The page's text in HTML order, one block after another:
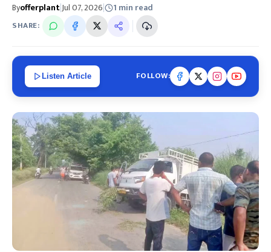
Byofferplant|Jul 07, 2026| 1 min read
SHARE:
Listen Article FOLLOW: